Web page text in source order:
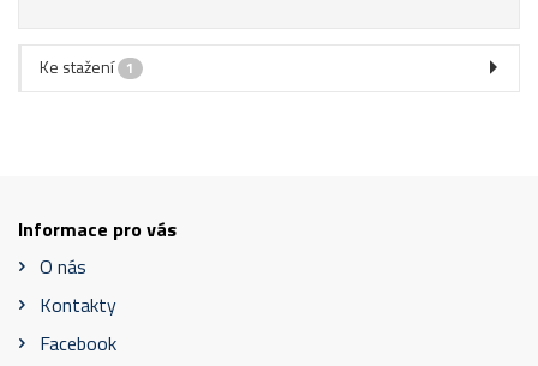
Ke stažení 1
Informace pro vás
O nás
Kontakty
Facebook